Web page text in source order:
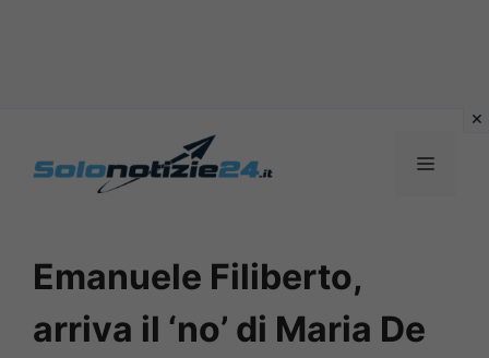
MENU
Emanuele Filiberto,
arriva il ‘no’ di Maria De